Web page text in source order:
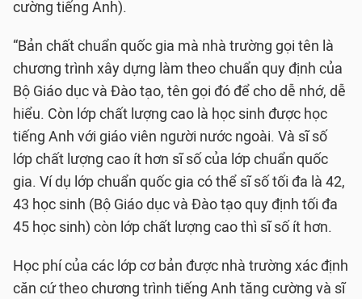
cường tiếng Anh).
“Bản chất chuẩn quốc gia mà nhà trường gọi tên là
chương trình xây dựng làm theo chuẩn quy định của
Bộ Giáo dục và Đào tạo, tên gọi đó để cho dễ nhớ, dễ
hiểu. Còn lớp chất lượng cao là học sinh được học
tiếng Anh với giáo viên người nước ngoài. Và sĩ số
lớp chất lượng cao ít hơn sĩ số của lớp chuẩn quốc
gia. Ví dụ lớp chuẩn quốc gia có thể sĩ số tối đa là 42,
43 học sinh (Bộ Giáo dục và Đào tạo quy định tối đa
45 học sinh) còn lớp chất lượng cao thì sĩ số ít hơn.
Học phí của các lớp cơ bản được nhà trường xác định
căn cứ theo chương trình tiếng Anh tăng cường và sĩ